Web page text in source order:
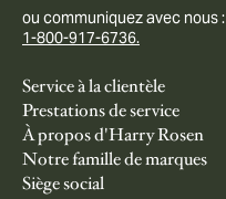
ou communiquez avec nous :
1-800-917-6736.
Service à la clientèle
Prestations de service
À propos d'Harry Rosen
Notre famille de marques
Siège social